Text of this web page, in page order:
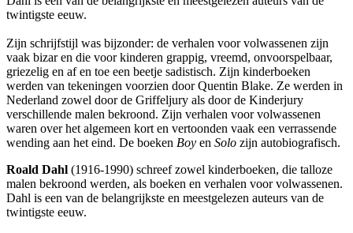
twintigste eeuw.
Zijn schrijfstijl was bijzonder: de verhalen voor volwassenen zijn
vaak bizar en die voor kinderen grappig, vreemd, onvoorspelbaar,
griezelig en af en toe een beetje sadistisch. Zijn kinderboeken
werden van tekeningen voorzien door Quentin Blake. Ze werden in
Nederland zowel door de Griffeljury als door de Kinderjury
verschillende malen bekroond. Zijn verhalen voor volwassenen
waren over het algemeen kort en vertoonden vaak een verrassende
wending aan het eind. De boeken Boy en Solo zijn autobiografisch.
Roald Dahl (1916-1990) schreef zowel kinderboeken, die talloze
malen bekroond werden, als boeken en verhalen voor volwassenen.
Dahl is een van de belangrijkste en meestgelezen auteurs van de
twintigste eeuw.